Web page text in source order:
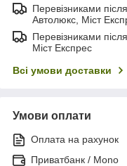
Перевізниками
Автолюкс, Міст
Перевізниками
Міст Експрес
Всі умови доставки
Умови оплати
Оплата на рахунок
Приватбанк / Mono